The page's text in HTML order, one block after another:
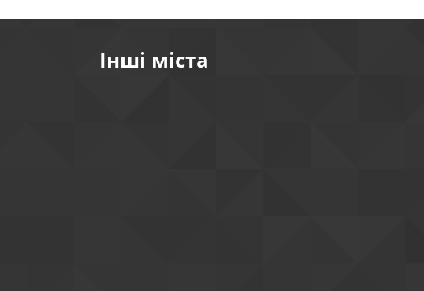
Інші міста